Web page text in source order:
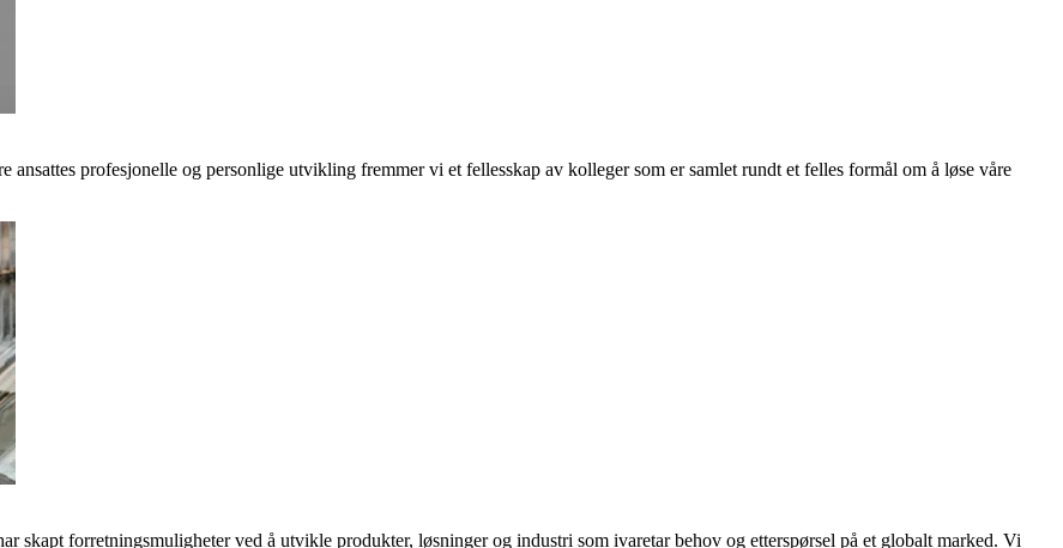
profesjonelle og personlige utvikling fremmer vi et fellesskap av kolleger som er samlet rundt et felles formål om å løse våre
skapt forretningsmuligheter ved å utvikle produkter, løsninger og industri som ivaretar behov og etterspørsel på et globalt marked. Vi